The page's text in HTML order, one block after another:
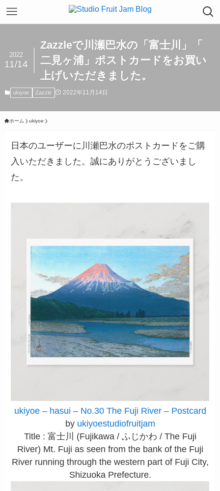
Zazzleで川瀬巴水の「富士川」「
二見ヶ浦」ポストカードをお買い
上げいただきました。
2022
11/14
ukiyoe Zazzle 2022年11月14日
ホーム ukiyoe
日本のユーザーに川瀬巴水のポストカードをご購
入いただきました。誠にありがとうございまし
た。
ukiyoe – hasui – No.30 The Fuji River – Postcard
by ukiyoestudiofruitjam
Title : 富士川 (Fujikawa / ふじかわ / The Fuji
River) Mt. Fuji as seen from the bank of the Fuji
River running through the western part of Fuji City,
Shizuoka Prefecture.